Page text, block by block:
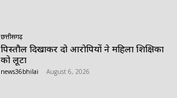
छत्तीसगढ़
पिस्तौल दिखाकर दो आरोपियों ने महिला शिक्षिका
को लूटा
news36bhilai August 6, 2026